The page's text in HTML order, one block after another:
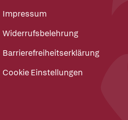
Impressum
Widerrufsbelehrung
Barrierefreiheitserklärung
Cookie Einstellungen